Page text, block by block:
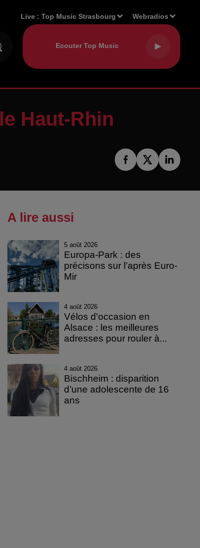
Live :Top Music Strasbourg Webradios
Haut-Rhin
A lire aussi
5 août 2026
Europa-Park : des
précisons sur l’après Euro-
Mir
4 août 2026
Vélos d'occasion en
Alsace : les meilleures
adresses pour rouler à...
4 août 2026
Bischheim : disparition
d’une adolescente de 16
ans